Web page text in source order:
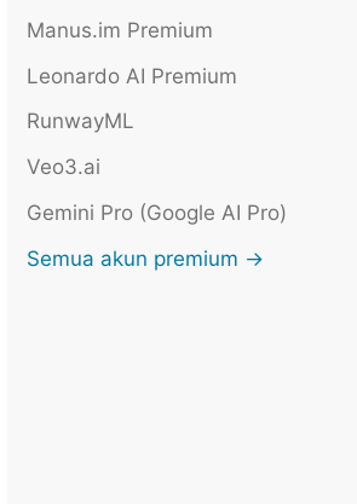
Manus.im Premium
Leonardo AI Premium
RunwayML
Veo3.ai
Gemini Pro (Google AI Pro)
Semua akun premium →